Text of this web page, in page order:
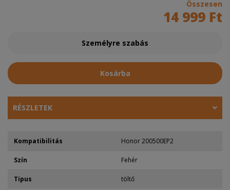
Összesen
14 999 Ft
Személyre szabás
Kosárba
RÉSZLETEK
Kompatibilitás Honor 200500EP2
Szín Fehér
Tipus töltő